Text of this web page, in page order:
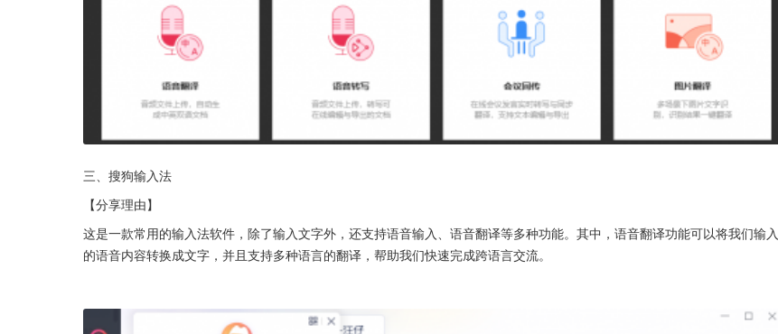
三、搜狗输入法
【分享理由】
这是一款常用的输入法软件，除了输入文字外，还支持语音输入、语音翻译等多种功能。其中，语音翻译功能可以将我们输入
的语音内容转换成文字，并且支持多种语言的翻译，帮助我们快速完成跨语言交流。